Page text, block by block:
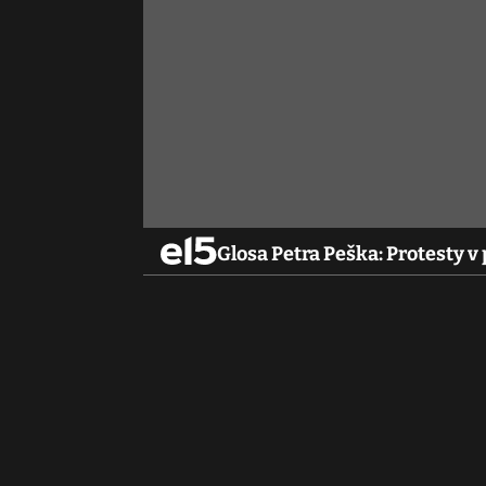
Glosa Petra Peška: Protesty v